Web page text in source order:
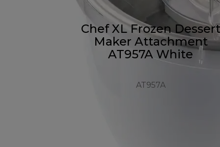
Chef XL Frozen Dessert
Maker Attachment
AT957A White
AT957A